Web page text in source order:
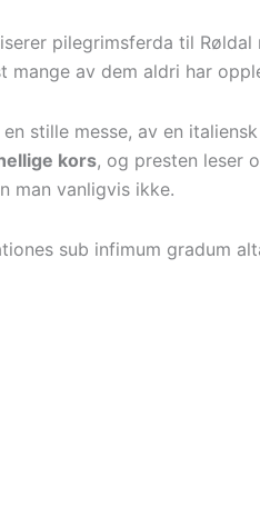
pilegrimsferda til
mange av dem aldri har
stille messe, av en
kors, og presten leser
man vanligvis ikke.
sub infimum gradum